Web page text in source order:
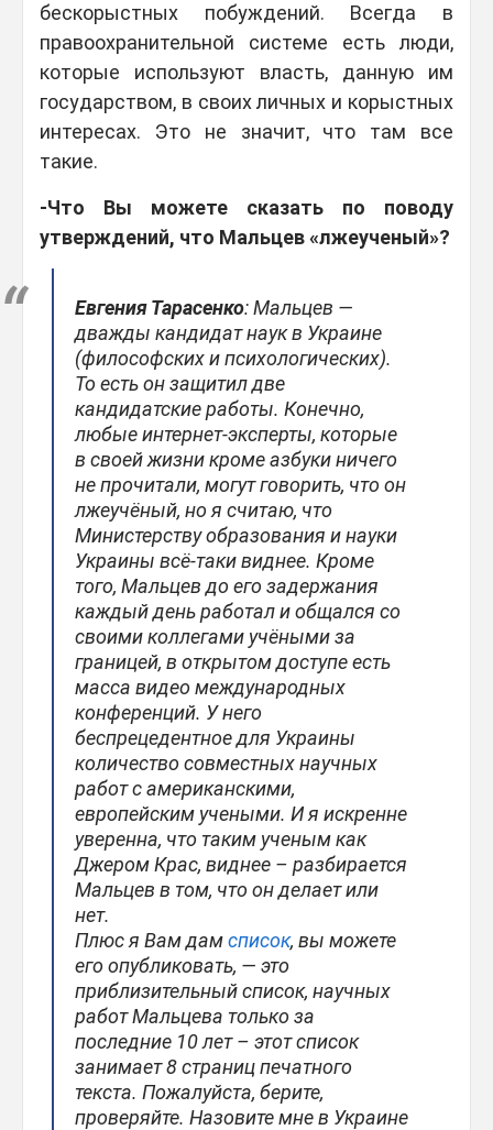
бескорыстных побуждений. Всегда в
правоохранительной системе есть люди,
которые используют власть, данную им
государством, в своих личных и корыстных
интересах. Это не значит, что там все
такие.
-Что Вы можете сказать по поводу
утверждений, что Мальцев «лжеученый»?
Евгения Тарасенко: Мальцев —
дважды кандидат наук в Украине
(философских и психологических).
То есть он защитил две
кандидатские работы. Конечно,
любые интернет-эксперты, которые
в своей жизни кроме азбуки ничего
не прочитали, могут говорить, что он
лжеучёный, но я считаю, что
Министерству образования и науки
Украины всё-таки виднее. Кроме
того, Мальцев до его задержания
каждый день работал и общался со
своими коллегами учёными за
границей, в открытом доступе есть
масса видео международных
конференций. У него
беспрецедентное для Украины
количество совместных научных
работ с американскими,
европейским учеными. И я искренне
уверенна, что таким ученым как
Джером Крас, виднее – разбирается
Мальцев в том, что он делает или
нет.
Плюс я Вам дамсписок, вы можете
его опубликовать, — это
приблизительный список, научных
работ Мальцева только за
последние 10 лет – этот список
занимает 8 страниц печатного
текста. Пожалуйста, берите,
проверяйте. Назовите мне в Украине